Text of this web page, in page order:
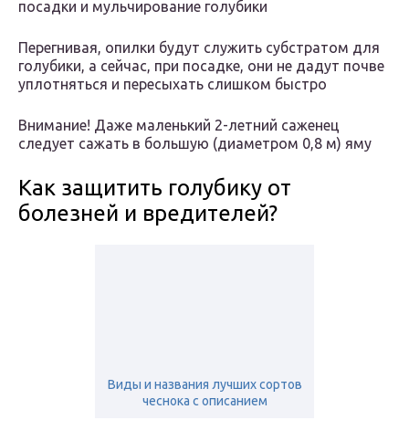
посадки и мульчирование голубики
Перегнивая, опилки будут служить субстратом для
голубики, а сейчас, при посадке, они не дадут почве
уплотняться и пересыхать слишком быстро
Внимание! Даже маленький 2-­летний саженец
следует сажать в большую (диаметром 0,8 м) яму
Как защитить голубику от
болезней и вредителей?
Виды и названия лучших сортов
чеснока с описанием